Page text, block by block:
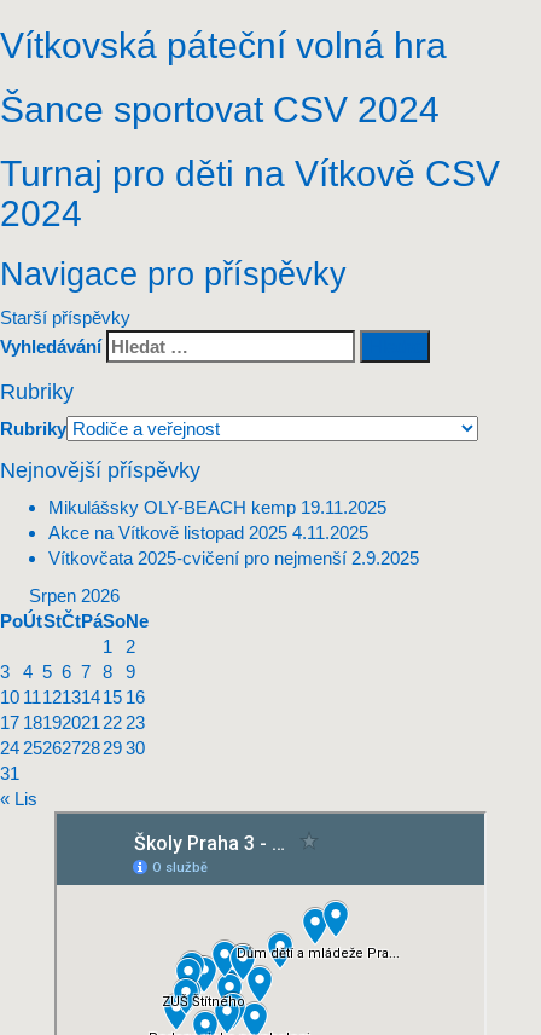
Vítkovská páteční volná hra
Šance sportovat CSV 2024
Turnaj pro děti na Vítkově CSV
2024
Navigace pro příspěvky
Starší příspěvky
Vyhledávání
Rubriky
Rubriky
Nejnovější příspěvky
Mikulášsky OLY-BEACH kemp 19.11.2025
Akce na Vítkově listopad 2025 4.11.2025
Vítkovčata 2025-cvičení pro nejmenší 2.9.2025
Srpen 2026
PoÚtStČtPáSoNe
1
2
3
4 5 6 7 8
9
10 1112131415 16
17 18192021 22 23
24 252627282930
31
« Lis